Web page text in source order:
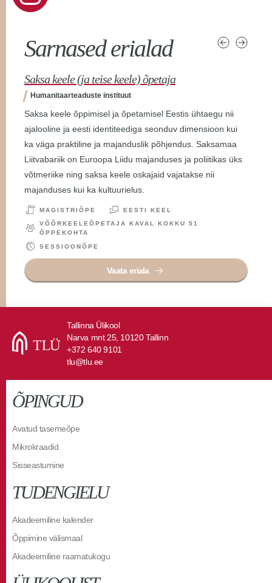
Sarnased erialad
Saksa keele (ja teise keele) õpetaja
Humanitaarteaduste instituut
Saksa keele õppimisel ja õpetamisel Eestis ühtaegu nii
ajalooline ja eesti identiteediga seonduv dimensioon kui
ka väga praktiline ja majanduslik põhjendus. Saksamaa
Liitvabariik on Euroopa Liidu majanduses ja poliitikas üks
võtmeriike ning saksa keele oskajaid vajatakse nii
majanduses kui ka kultuurielus.
MAGISTRIÕPE EESTI KEEL
VÕÕRKEELEÕPETAJA KAVAL KOKKU 51
ÕPPEKOHTA
SESSIOONÕPE
Vaata eriala
Tallinna Ülikool
Narva mnt 25, 10120 Tallinn
+372 640 9101
tlu@tlu.ee
ÕPINGUD
Avatud tasemeõpe
Mikrokraadid
Sisseastumine
TUDENGIELU
Akadeemiline kalender
Õppimine välismaal
Akadeemiline raamatukogu